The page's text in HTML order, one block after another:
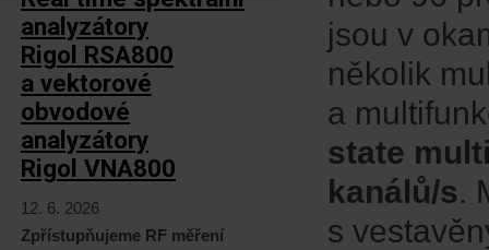
jsou v
několik
a
state
kanálů/s.
s
analyzátory
Rigol RSA800
a vektorové
obvodové
analyzátory
Rigol VNA800
12. 6. 2026
Zpřístupňujeme RF měření